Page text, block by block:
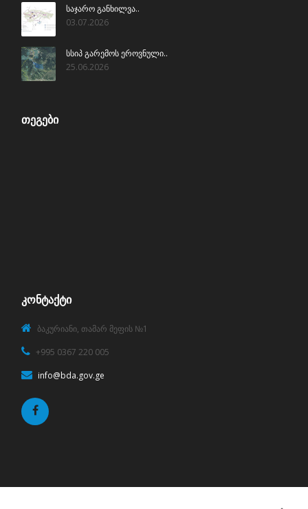
საჯარო განხილვა..
03.07.2026
სსიპ გარემოს ეროვნული..
25.06.2026
ᲗᲔᲒᲔᲑᲘ
ᲙᲝᲜᲢᲐᲥᲢᲘ
ბაკურიანი, თამარ მეფის №1
+995 0367 220 005
info@bda.gov.ge